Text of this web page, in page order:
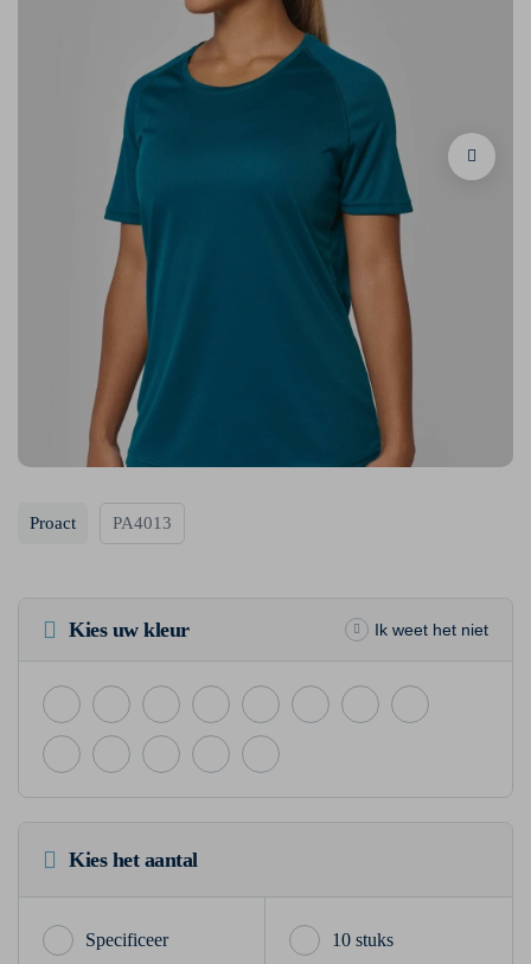
Proact PA4013
Kies uw kleur Ik weet het niet
Kies het aantal
10 stuks